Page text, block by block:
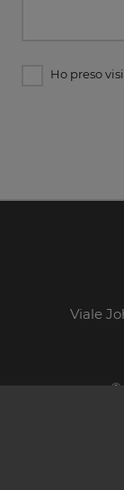
Ho preso
Viale
©